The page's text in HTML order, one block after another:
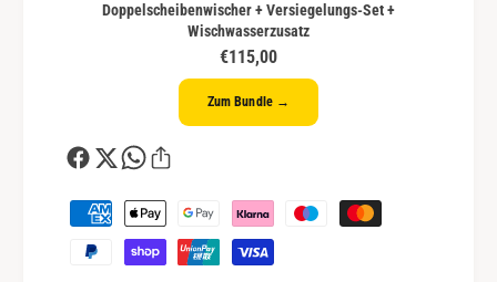
Doppelscheibenwischer + Versiegelungs-Set +
Wischwasserzusatz
€115,00
Zum Bundle →
Z
a